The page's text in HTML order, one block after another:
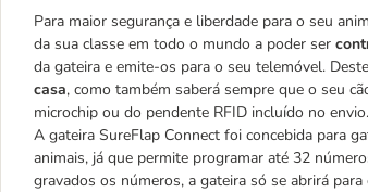
Para maior segurança e liberdade para o seu
da sua classe em todo o mundo a poder ser
da gateira e emite-os para o seu telemóvel.
casa, como também saberá sempre que o seu
microchip ou do pendente RFID incluído no
A gateira SureFlap Connect foi concebida para
animais, já que permite programar até 32
gravados os números, a gateira só se abrirá